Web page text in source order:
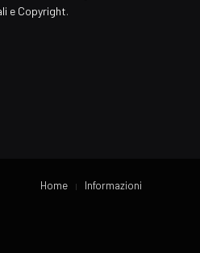
e Copyright.
Home Informazioni